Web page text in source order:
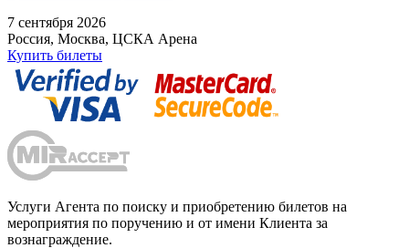
7 сентября 2026
Россия, Москва, ЦСКА Арена
Купить билеты
Услуги Агента по поиску и приобретению билетов на
мероприятия по поручению и от имени Клиента за
вознаграждение.